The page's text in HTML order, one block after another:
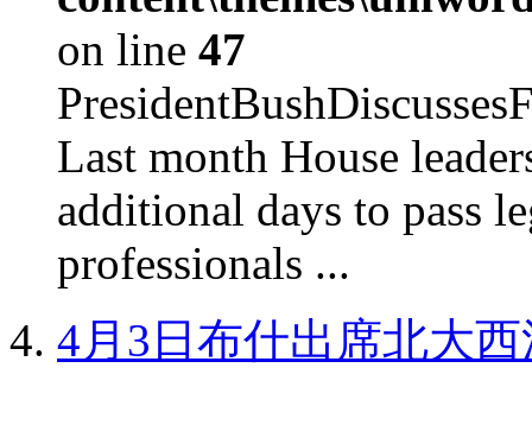
on line 47
Last month House
additional days to pass
professionals ...
4月3日布什出席北大